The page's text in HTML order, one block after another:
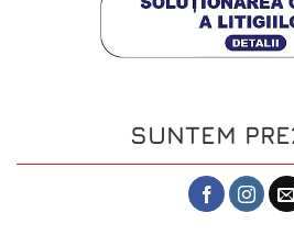
SUNTEM